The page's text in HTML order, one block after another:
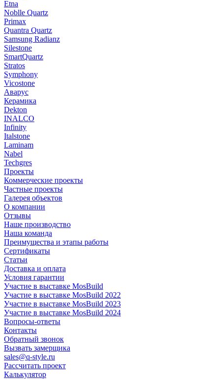
Etna
Noblle Quartz
Primax
Quantra Quartz
Samsung Radianz
Silestone
SmartQuartz
Stratos
Symphony
Vicostone
Аварус
Керамика
Dekton
INALCO
Infinity
Italstone
Laminam
Nabel
Techgres
Проекты
Коммерческие проекты
Частные проекты
Галерея объектов
О компании
Отзывы
Наше производство
Наша команда
Преимущества и этапы работы
Сертификаты
Статьи
Доставка и оплата
Условия гарантии
Участие в выставке MosBuild
Участие в выставке MosBuild 2022
Участие в выставке MosBuild 2023
Участие в выставке MosBuild 2024
Вопросы-ответы
Контакты
Обратный звонок
Вызвать замерщика
sales@q-style.ru
Рассчитать проект
Калькулятор